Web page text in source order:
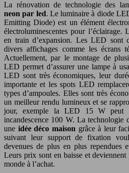
La rénovation de technologie des
neon par led. Le luminaire à diode
Emitting Diode) est un élément
électroluminescentes pour
en train d’expansion. Les LED sont
divers affichages comme les écrans
Actuellement, par le montage de
LED permet d’assurer une lampe à
LED sont très économiques, leur
importante et les spots LED
types d’ampoules. Elles sont très
un meilleur rendu lumineux et se
jour, exemple la LED 15 W peut
incandescence 100 W. La technologie
une idée déco maison grâce à leur
suivant leur support de fixation
devenues de plus en plus rependues
Leurs prix sont en baisse et
monde à l’achat.